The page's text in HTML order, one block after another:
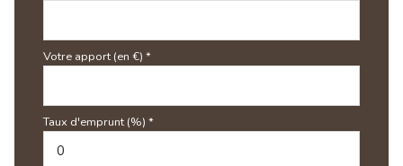
Votre apport (en €) *
Taux d'emprunt (%) *